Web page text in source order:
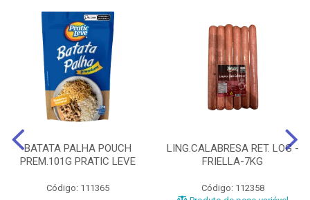
BATATA PALHA POUCH
PREM.101G PRATIC LEVE
Código: 111365
LING.CALABRESA RET. LOG -
FRIELLA-7KG
Código: 112358